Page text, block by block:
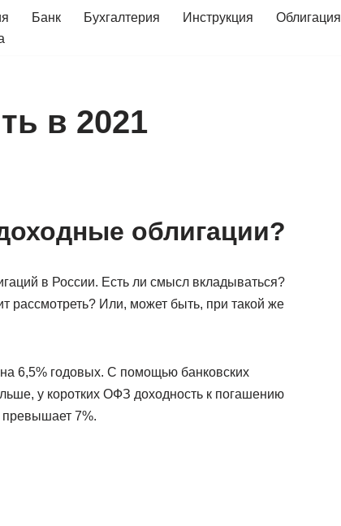
Банк Бухгалтерия Инструкция
Облигация
в 2021
облигации?
в России. Есть ли смысл вкладываться?
рассмотреть? Или, может быть, при такой же
6,5% годовых. С помощью банковских
у коротких ОФЗ доходность к погашению
превышает 7%.